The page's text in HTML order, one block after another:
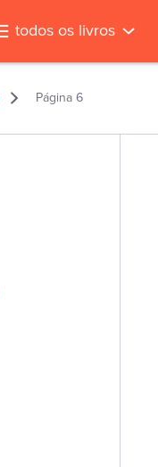
todos os livros
Página 6